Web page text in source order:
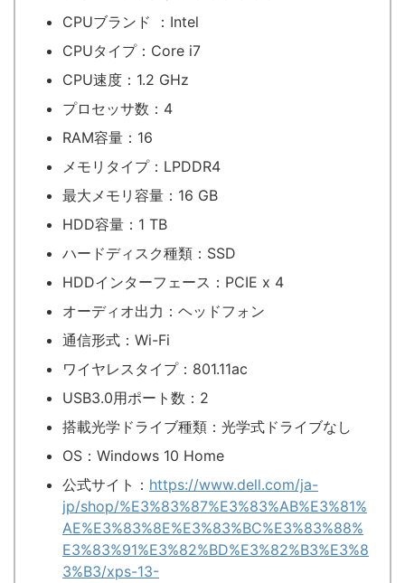
CPUブランド ：Intel
CPUタイプ：Core i7
CPU速度：‎1.2 GHz
プロセッサ数：‎4
RAM容量：16
メモリタイプ：‎LPDDR4
最大メモリ容量：‎16 GB
HDD容量：1 TB
ハードディスク種類：‎SSD
HDDインターフェース：‎PCIE x 4
オーディオ出力：ヘッドフォン
通信形式：Wi-Fi
ワイヤレスタイプ：‎801.11ac
USB3.0用ポート数：‎2
搭載光学ドライブ種類：‎光学式ドライブなし
OS：Windows 10 Home
公式サイト： https://www.dell.com/ja-
jp/shop/%E3%83%87%E3%83%AB%E3%81%
AE%E3%83%8E%E3%83%BC%E3%83%88%
E3%83%91%E3%82%BD%E3%82%B3%E3%8
3%B3/xps-13-